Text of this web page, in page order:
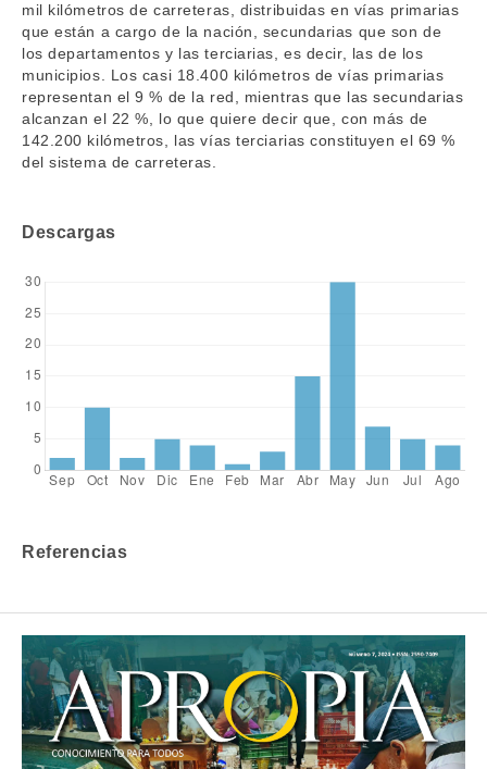
mil kilómetros de carreteras, distribuidas en vías primarias
que están a cargo de la nación, secundarias que son de
los departamentos y las terciarias, es decir, las de los
municipios. Los casi 18.400 kilómetros de vías primarias
representan el 9 % de la red, mientras que las secundarias
alcanzan el 22 %, lo que quiere decir que, con más de
142.200 kilómetros, las vías terciarias constituyen el 69 %
del sistema de carreteras.
Descargas
Referencias